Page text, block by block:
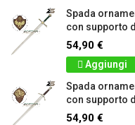
Spada
con supporto
54,90 €
Aggiungi
Spada
con supporto
54,90 €